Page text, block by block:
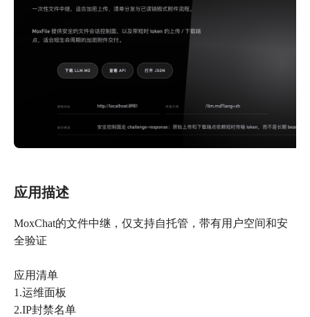
应用描述
MoxChat的文件中继，仅支持自托管，带有用户空间和安
全验证
应用清单
1.运维面板
2.IP封禁名单